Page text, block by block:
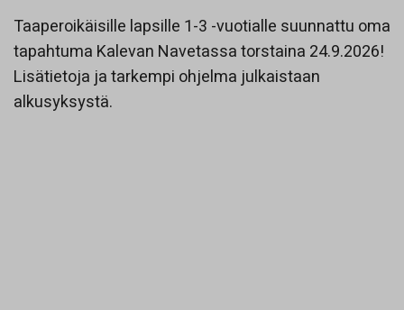
Taaperoikäisille lapsille 1-3 -vuotialle suunnattu oma
tapahtuma Kalevan Navetassa torstaina 24.9.2026!
Lisätietoja ja tarkempi ohjelma julkaistaan
alkusyksystä.